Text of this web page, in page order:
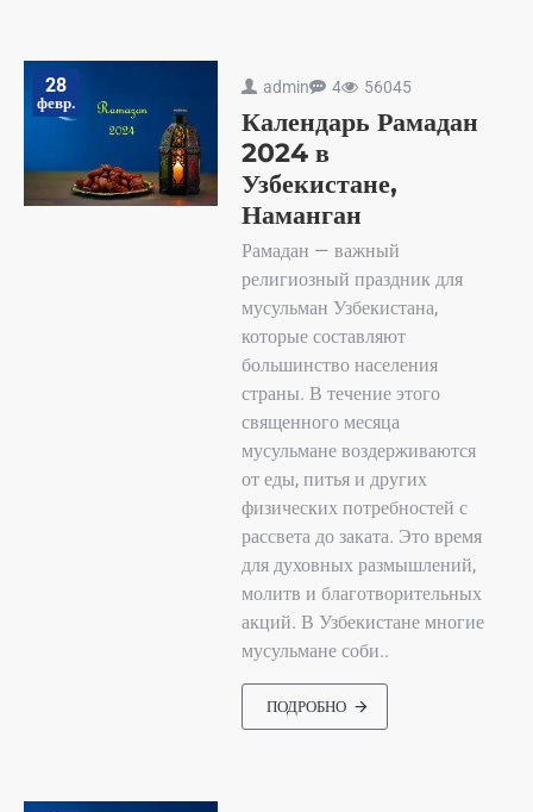
28
февр.
admin 4 56045
Календарь Рамадан
2024 в
Узбекистане,
Наманган
Рамадан — важный
религиозный праздник для
мусульман Узбекистана,
которые составляют
большинство населения
страны. В течение этого
священного месяца
мусульмане воздерживаются
от еды, питья и других
физических потребностей с
рассвета до заката. Это время
для духовных размышлений,
молитв и благотворительных
акций. В Узбекистане многие
мусульмане соби..
ПОДРОБНО